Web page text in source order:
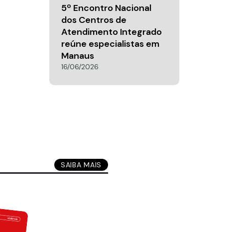
5º Encontro Nacional
dos Centros de
Atendimento Integrado
reúne especialistas em
Manaus
16/06/2026
SAIBA MAIS